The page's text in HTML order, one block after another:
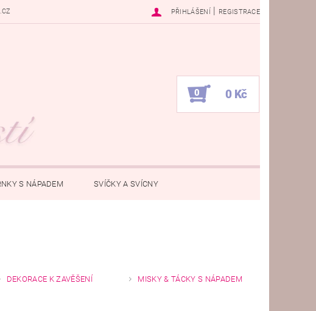
PŘIHLÁŠENÍ | REGISTRACE
0 0 Kč
S NÁPADEM SVÍČKY A SVÍCNY
DEKORACE K ZAVĚŠENÍ MISKY & TÁCKY S NÁPADEM